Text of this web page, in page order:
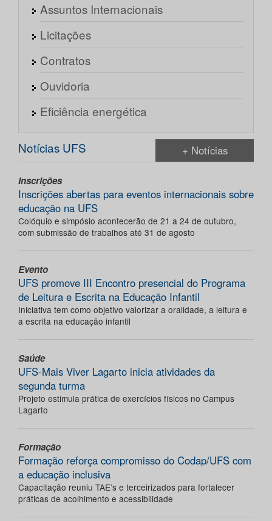
Assuntos Internacionais
Licitações
Contratos
Ouvidoria
Eficiência energética
Notícias UFS + Notícias
Inscrições
Inscrições abertas para eventos internacionais sobre
educação na UFS
Colóquio e simpósio acontecerão de 21 a 24 de outubro,
com submissão de trabalhos até 31 de agosto
Evento
UFS promove III Encontro presencial do Programa
de Leitura e Escrita na Educação Infantil
Iniciativa tem como objetivo valorizar a oralidade, a leitura e
a escrita na educação infantil
Saúde
UFS-Mais Viver Lagarto inicia atividades da
segunda turma
Projeto estimula prática de exercícios físicos no Campus
Lagarto
Formação
Formação reforça compromisso do Codap/UFS com
a educação inclusiva
Capacitação reuniu TAE’s e terceirizados para fortalecer
práticas de acolhimento e acessibilidade